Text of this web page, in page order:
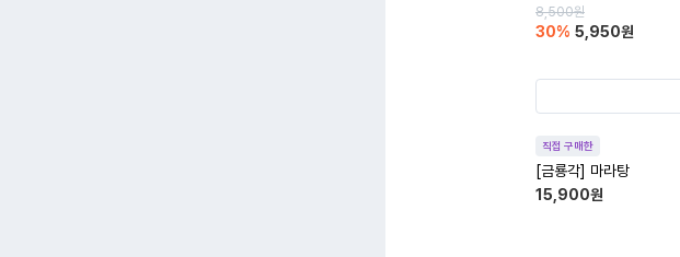
8,500원
30% 5,950원
직접 구매한
[금룡각] 마라탕
15,900원